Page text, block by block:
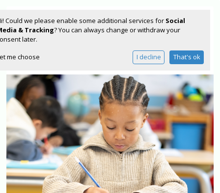
Over ons
Aanmelden
Praktische informatie
Voor onze ouders
Nieuwsbrief
Naschoolse activiteiten
Could we please enable some additional services for Social
& Tracking? You can always change or withdraw your
later.
me choose I decline That's ok